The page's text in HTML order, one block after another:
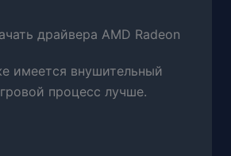
имеется внушительный
процесс лучше.